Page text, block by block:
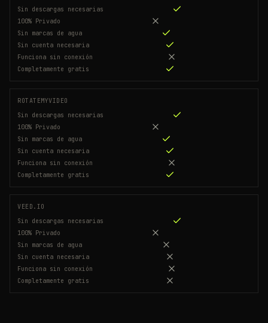
Sin descargas necesarias
100% Privado
Sin marcas de agua
Sin cuenta necesaria
Funciona sin conexión
Completamente gratis
ROTATEMYVIDEO
Sin descargas necesarias
100% Privado
Sin marcas de agua
Sin cuenta necesaria
Funciona sin conexión
Completamente gratis
VEED.IO
Sin descargas necesarias
100% Privado
Sin marcas de agua
Sin cuenta necesaria
Funciona sin conexión
Completamente gratis